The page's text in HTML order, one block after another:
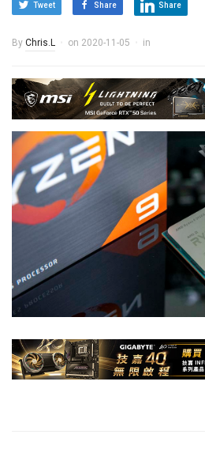
Tweet Share Share
By Chris.L on 2020-11-05 in